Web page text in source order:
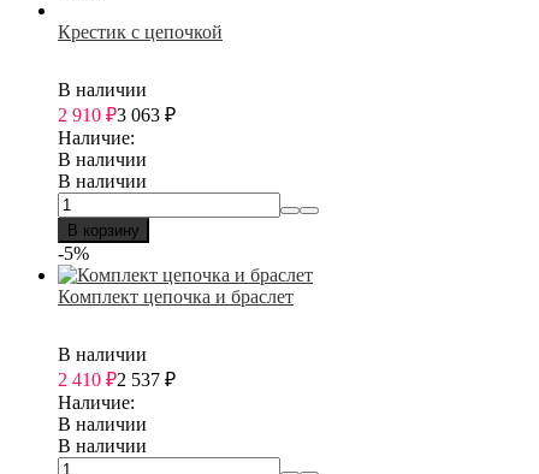
Крестик с цепочкой
В наличии
2 910 ₽3 063 ₽
Наличие:
В наличии
В наличии
В корзину
-5%
Комплект цепочка и браслет
В наличии
2 410 ₽2 537 ₽
Наличие:
В наличии
В наличии